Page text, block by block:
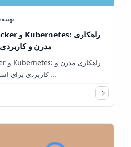
مدرن و
کاربردی برای استقرار مداوم مقدمه اگر ...